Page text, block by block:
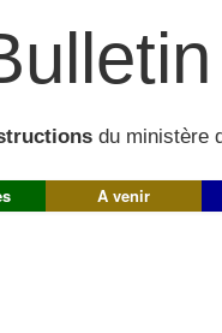
du ministère
A venir